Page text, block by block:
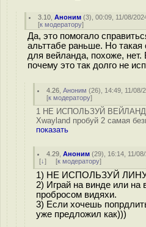
3.10 ,Аноним (3), 00:09, 11/08/
[к модератору]
Да, это помогало
альттабе раньше. Но такая
для вейланда, похоже,
почему это так долго не
4.26 ,Аноним (26), 14:49, 11/08/
[к модератору]
1 НЕ ИСПОЛЬЗУЙ ВЕЙЛАНД
Xwayland пробуй 2 самая
показать
4.29 ,Аноним (29), 16:14, 11/
[↓] [к модератору]
1) НЕ ИСПОЛЬЗУЙ
2) Играй на винде или на
пробросом видяхи.
3) Если хочешь
уже предложил как)))